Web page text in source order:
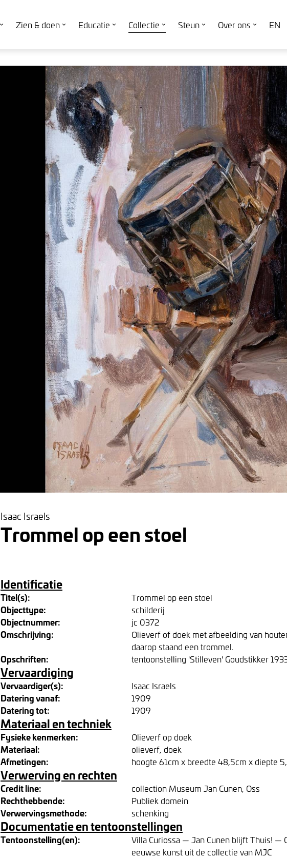
Zien & doen Educatie Collectie Steun Over ons
EN
Isaac Israels
Trommel op een stoel
Identificatie
Titel(s): Trommel op een stoel
Objecttype: schilderij
Objectnummer: jc 0372
Omschrijving:
Olieverf of doek met afbeelding van
daarop staand een trommel.
Opschriften: tentoonstelling 'Stilleven' Goudstikker
Vervaardiging
Vervaardiger(s): Isaac Israels
Datering vanaf: 1909
Datering tot: 1909
Materiaal en techniek
Fysieke kenmerken: Olieverf op doek
Materiaal: olieverf, doek
Afmetingen: hoogte 61cm x breedte 48,5cm x diepte
Verwerving en rechten
Credit line: collection Museum Jan Cunen, Oss
Rechthebbende: Publiek domein
Verwervingsmethode: schenking
Documentatie en tentoonstellingen
Tentoonstelling(en):
Villa Curiossa — Jan Cunen blijft Thuis! —
eeuwse kunst uit de collectie van MJC